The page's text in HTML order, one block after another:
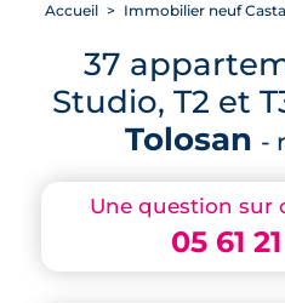
Une question sur
05 61
Accueil Immobilier neuf
37
Studio, T2 et
Tolosan -